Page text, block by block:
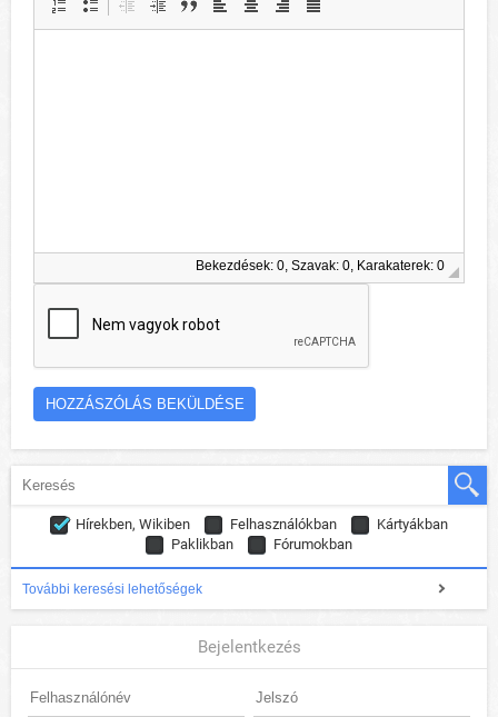
Bekezdések: 0, Szavak: 0, Karakaterek: 0
Hírekben, Wikiben Felhasználókban
Kártyákban
Paklikban
Fórumokban
További keresési lehetőségek
Bejelentkezés